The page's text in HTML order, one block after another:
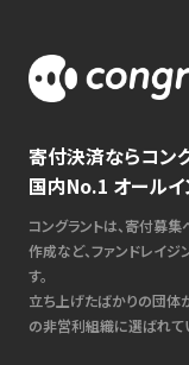
寄付決済ならコン
国内No.1 オール
コングラントは、寄付募
作成など、ファンドレイ
す。
立ち上げたばかりの団体
の非営利組織に選ばれて